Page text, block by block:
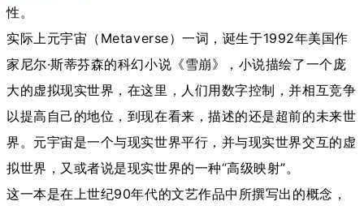
性。
实际上元宇宙（Metaverse）一词，诞生于1992年美国作
家尼尔·斯蒂芬森的科幻小说《雪崩》，小说描绘了一个庞
大的虚拟现实世界，在这里，人们用数字控制，并相互竞争
以提高自己的地位，到现在看来，描述的还是超前的未来世
界。 元宇宙是一个与现实世界平行，并与现实世界交互的虚
拟世界，又或者说是现实世界的一种“高级映射”。
这一本是在上世纪90年代的文艺作品中所撰写出的概念，